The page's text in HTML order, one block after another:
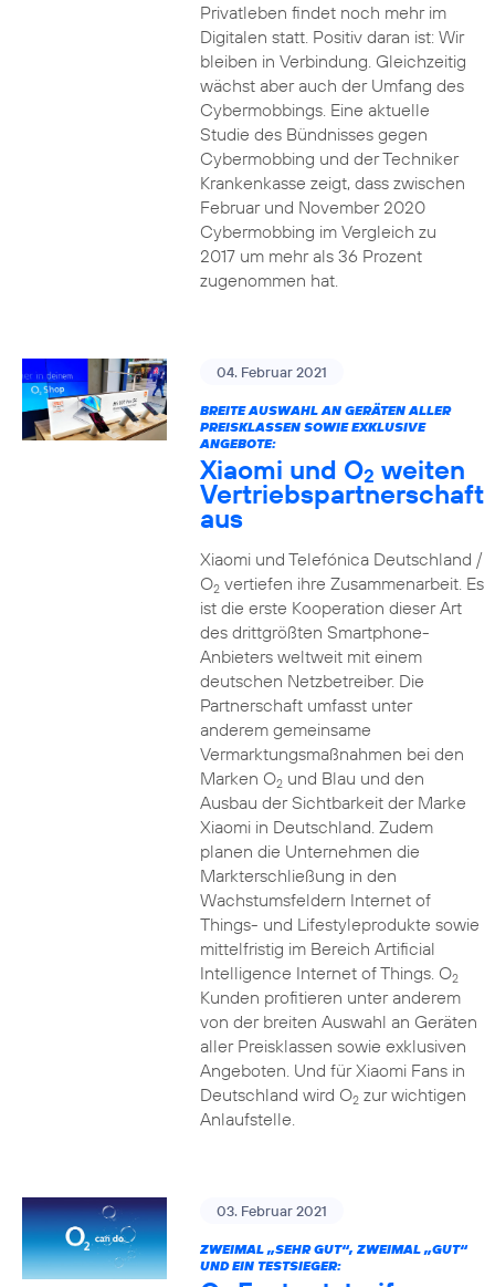
Privatleben findet noch mehr im
Digitalen statt. Positiv daran ist: Wir
bleiben in Verbindung. Gleichzeitig
wächst aber auch der Umfang des
Cybermobbings. Eine aktuelle
Studie des Bündnisses gegen
Cybermobbing und der Techniker
Krankenkasse zeigt, dass zwischen
Februar und November 2020
Cybermobbing im Vergleich zu
2017 um mehr als 36 Prozent
zugenommen hat.
04. Februar 2021
BREITE AUSWAHL AN GERÄTEN ALLER
PREISKLASSEN SOWIE EXKLUSIVE
ANGEBOTE:
Xiaomi und O2 weiten
Vertriebspartnerschaft
aus
Xiaomi und Telefónica Deutschland /
O2vertiefen ihre Zusammenarbeit. Es
ist die erste Kooperation dieser Art
des drittgrößten Smartphone-
Anbieters weltweit mit einem
deutschen Netzbetreiber. Die
Partnerschaft umfasst unter
anderem gemeinsame
Vermarktungsmaßnahmen bei den
Marken O2und Blau und den
Ausbau der Sichtbarkeit der Marke
Xiaomi in Deutschland. Zudem
planen die Unternehmen die
Markterschließung in den
Wachstumsfeldern Internet of
Things- und Lifestyleprodukte sowie
mittelfristig im Bereich Artificial
Intelligence Internet of Things. O2
Kunden profitieren unter anderem
von der breiten Auswahl an Geräten
aller Preisklassen sowie exklusiven
Angeboten. Und für Xiaomi Fans in
Deutschland wird O2zur wichtigen
Anlaufstelle.
03. Februar 2021
ZWEIMAL „SEHR GUT“, ZWEIMAL „GUT“
UND EIN TESTSIEGER: